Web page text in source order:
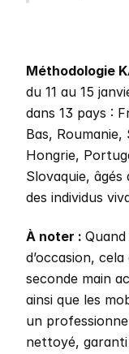
Méthodologie
du 11 au 15
dans 13 pays :
Bas, Roumanie,
Hongrie,
Slovaquie,
des individus
À noter :
d’occasion,
seconde main
ainsi que les
un
nettoyé, garanti